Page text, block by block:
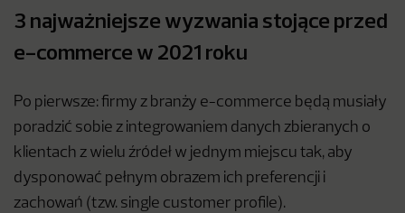
3 najważniejsze wyzwania stojące przed
e-commerce w 2021 roku
Po pierwsze: firmy z branży e-commerce będą musiały
poradzić sobie z integrowaniem danych zbieranych o
klientach z wielu źródeł w jednym miejscu tak, aby
dysponować pełnym obrazem ich preferencji i
zachowań (tzw. single customer profile).